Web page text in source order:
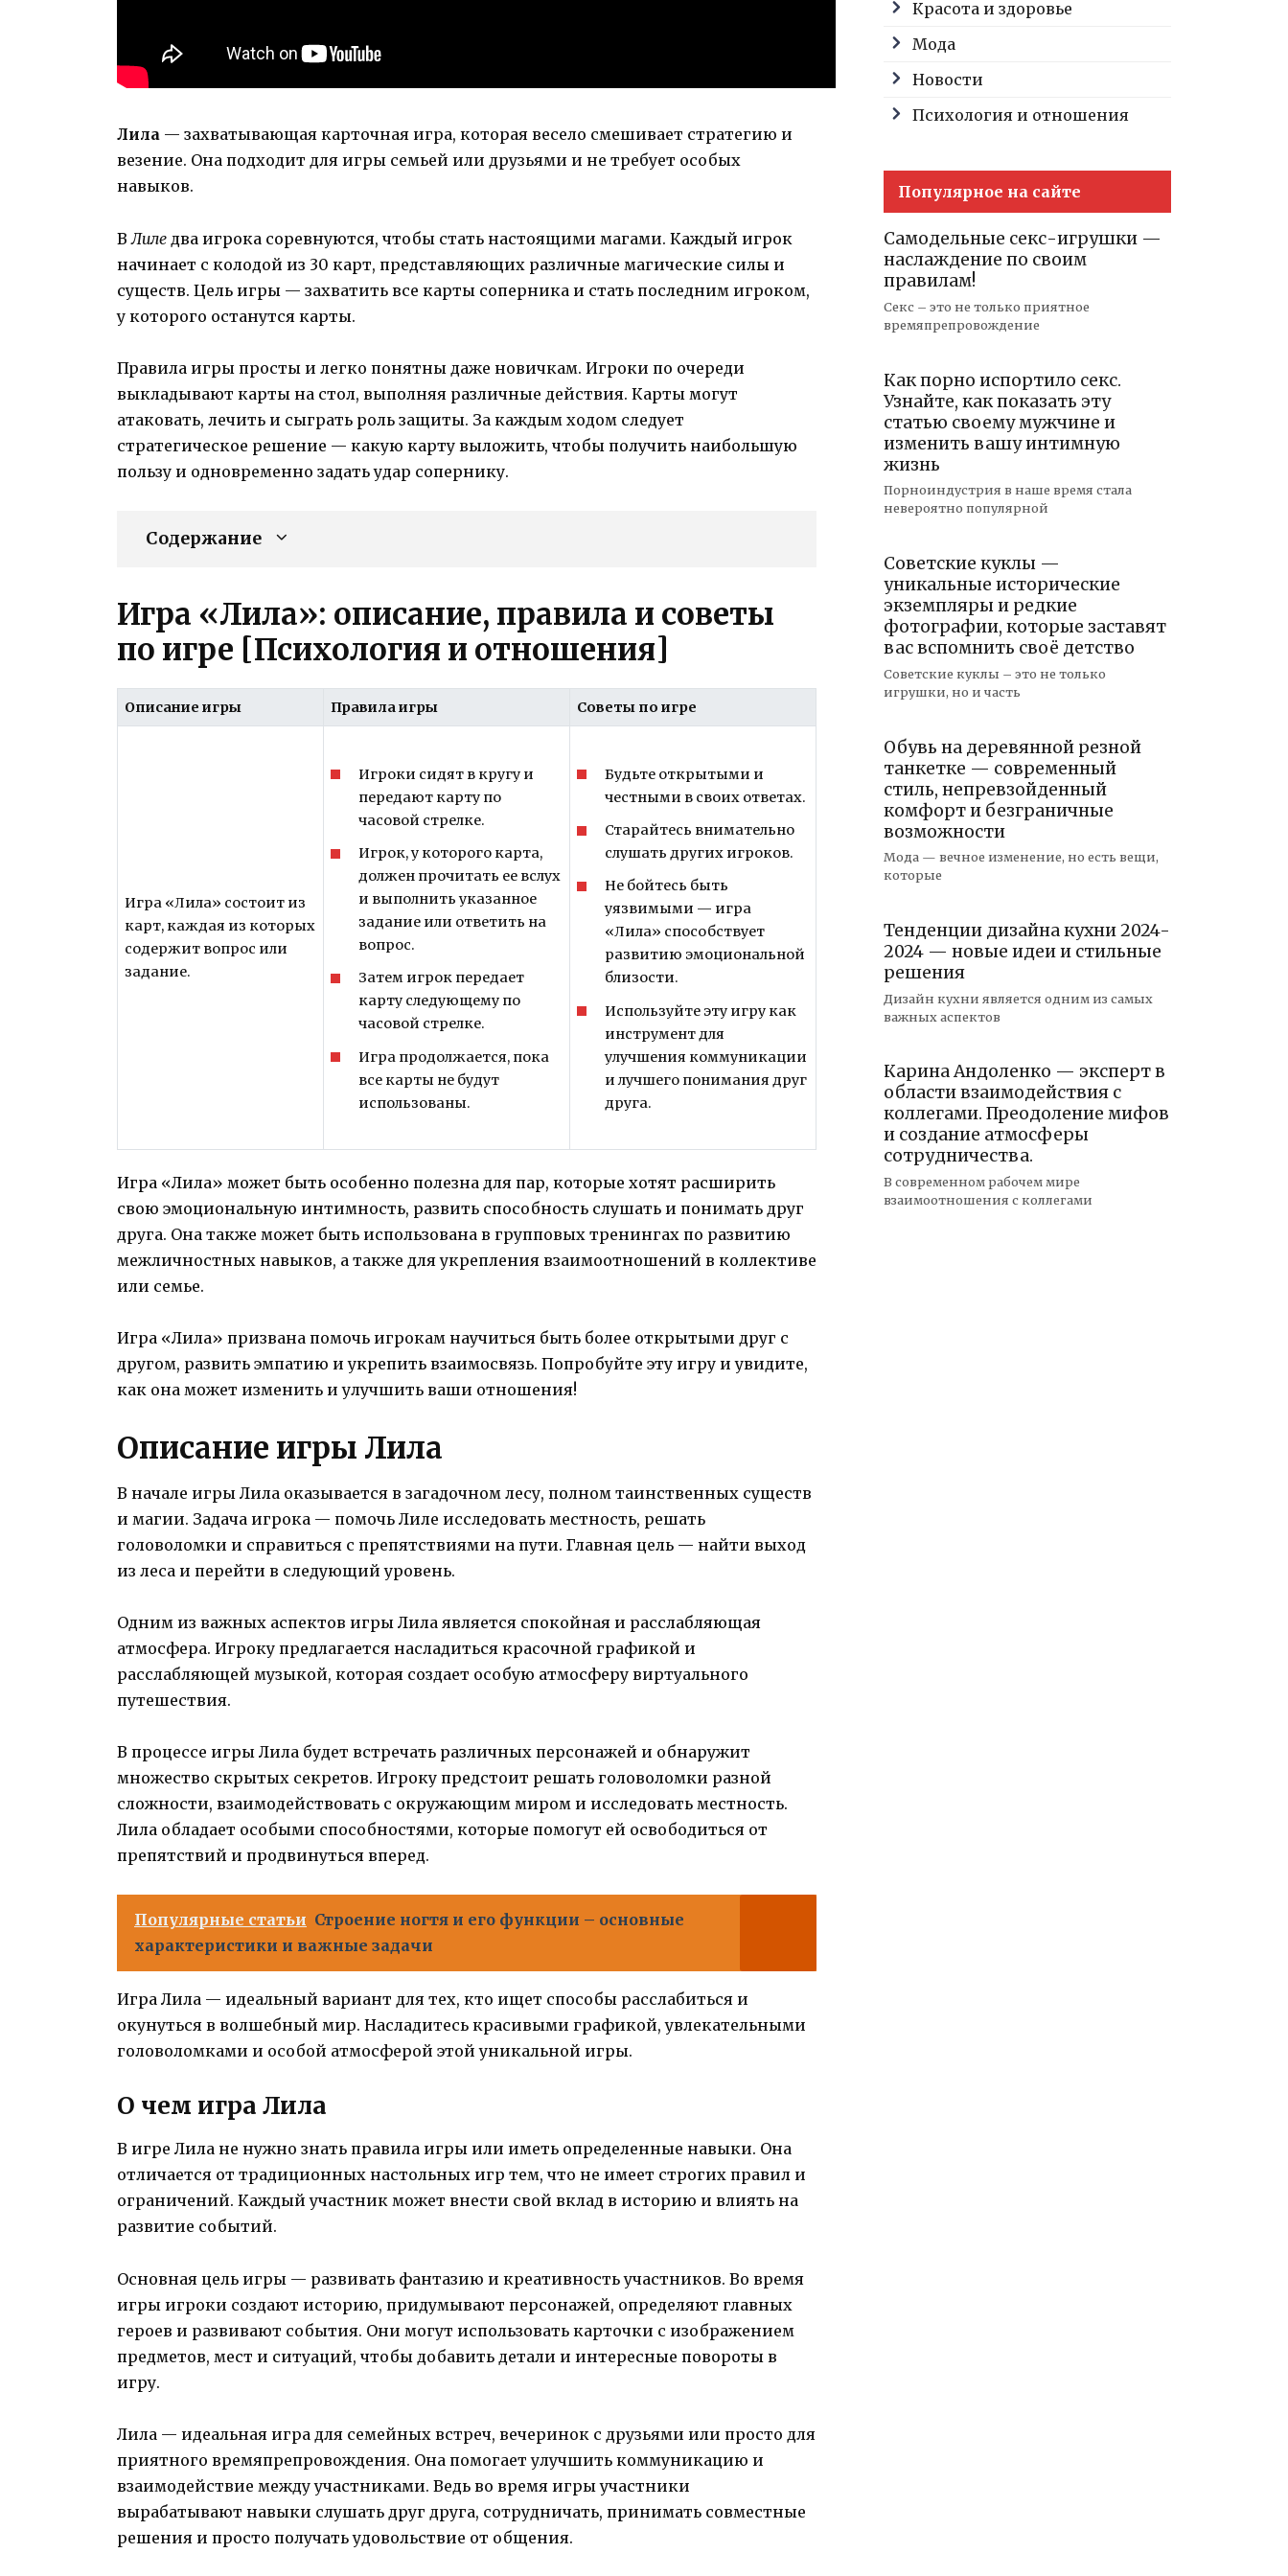
Лила — захватывающая карточная игра, которая весело смешивает стратегию и
везение. Она подходит для игры семьей или друзьями и не требует особых
навыков.
ВЛиле два игрока соревнуются, чтобы стать настоящими магами. Каждый игрок
начинает с колодой из 30 карт, представляющих различные магические силы и
существ. Цель игры — захватить все карты соперника и стать последним игроком,
у которого останутся карты.
Правила игры просты и легко понятны даже новичкам. Игроки по очереди
выкладывают карты на стол, выполняя различные действия. Карты могут
атаковать, лечить и сыграть роль защиты. За каждым ходом следует
стратегическое решение — какую карту выложить, чтобы получить наибольшую
пользу и одновременно задать удар сопернику.
Содержание
Игра «Лила»: описание, правила и советы
по игре [Психология и отношения]
Описание игры Правила игры Советы по игре
Игра «Лила» состоит из
карт, каждая из которых
содержит вопрос или
задание.
Игроки сидят в кругу и
передают карту по
часовой стрелке.
Игрок, у которого карта,
должен прочитать ее вслух
и выполнить указанное
задание или ответить на
вопрос.
Затем игрок передает
карту следующему по
часовой стрелке.
Игра продолжается, пока
все карты не будут
использованы.
Будьте открытыми и
честными в своих ответах.
Старайтесь внимательно
слушать других игроков.
Не бойтесь быть
уязвимыми — игра
«Лила» способствует
развитию эмоциональной
близости.
Используйте эту игру как
инструмент для
улучшения коммуникации
и лучшего понимания друг
друга.
Игра «Лила» может быть особенно полезна для пар, которые хотят расширить
свою эмоциональную интимность, развить способность слушать и понимать друг
друга. Она также может быть использована в групповых тренингах по развитию
межличностных навыков, а также для укрепления взаимоотношений в коллективе
или семье.
Игра «Лила» призвана помочь игрокам научиться быть более открытыми друг с
другом, развить эмпатию и укрепить взаимосвязь. Попробуйте эту игру и увидите,
как она может изменить и улучшить ваши отношения!
Описание игры Лила
В начале игры Лила оказывается в загадочном лесу, полном таинственных существ
и магии. Задача игрока — помочь Лиле исследовать местность, решать
головоломки и справиться с препятствиями на пути. Главная цель — найти выход
из леса и перейти в следующий уровень.
Одним из важных аспектов игры Лила является спокойная и расслабляющая
атмосфера. Игроку предлагается насладиться красочной графикой и
расслабляющей музыкой, которая создает особую атмосферу виртуального
путешествия.
В процессе игры Лила будет встречать различных персонажей и обнаружит
множество скрытых секретов. Игроку предстоит решать головоломки разной
сложности, взаимодействовать с окружающим миром и исследовать местность.
Лила обладает особыми способностями, которые помогут ей освободиться от
препятствий и продвинуться вперед.
Популярные статьи Строение ногтя и его функции – основные
характеристики и важные задачи
Игра Лила — идеальный вариант для тех, кто ищет способы расслабиться и
окунуться в волшебный мир. Насладитесь красивыми графикой, увлекательными
головоломками и особой атмосферой этой уникальной игры.
О чем игра Лила
В игре Лила не нужно знать правила игры или иметь определенные навыки. Она
отличается от традиционных настольных игр тем, что не имеет строгих правил и
ограничений. Каждый участник может внести свой вклад в историю и влиять на
развитие событий.
Основная цель игры — развивать фантазию и креативность участников. Во время
игры игроки создают историю, придумывают персонажей, определяют главных
героев и развивают события. Они могут использовать карточки с изображением
предметов, мест и ситуаций, чтобы добавить детали и интересные повороты в
игру.
Лила — идеальная игра для семейных встреч, вечеринок с друзьями или просто для
приятного времяпрепровождения. Она помогает улучшить коммуникацию и
взаимодействие между участниками. Ведь во время игры участники
вырабатывают навыки слушать друг друга, сотрудничать, принимать совместные
решения и просто получать удовольствие от общения.
Красота и здоровье
Мода
Новости
Психология и отношения
Популярное на сайте
Самодельные секс-игрушки —
наслаждение по своим
правилам!
Секс – это не только приятное
времяпрепровождение
Как порно испортило секс.
Узнайте, как показать эту
статью своему мужчине и
изменить вашу интимную
жизнь
Порноиндустрия в наше время стала
невероятно популярной
Советские куклы —
уникальные исторические
экземпляры и редкие
фотографии, которые заставят
вас вспомнить своё детство
Советские куклы – это не только
игрушки, но и часть
Обувь на деревянной резной
танкетке — современный
стиль, непревзойденный
комфорт и безграничные
возможности
Мода — вечное изменение, но есть вещи,
которые
Тенденции дизайна кухни 2024-
2024 — новые идеи и стильные
решения
Дизайн кухни является одним из самых
важных аспектов
Карина Андоленко — эксперт в
области взаимодействия с
коллегами. Преодоление мифов
и создание атмосферы
сотрудничества.
В современном рабочем мире
взаимоотношения с коллегами